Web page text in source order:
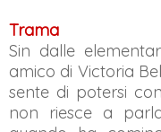
Trama
Sin dalle
amico di Victoria
sente di potersi
non riesce a